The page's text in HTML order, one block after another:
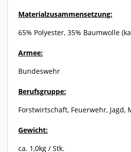
Materialzusammensetzung:
65% Polyester, 35% Baumwolle
Armee:
Bundeswehr
Berufsgruppe:
Forstwirtschaft, Feuerwehr, Jagd,
Gewicht:
ca. 1,0kg / Stk.